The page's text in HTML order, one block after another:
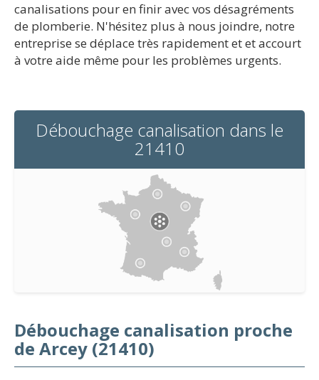
canalisations pour en finir avec vos désagréments
de plomberie. N'hésitez plus à nous joindre, notre
entreprise se déplace très rapidement et et accourt
à votre aide même pour les problèmes urgents.
Débouchage canalisation dans le
21410
Débouchage canalisation proche
de Arcey (21410)